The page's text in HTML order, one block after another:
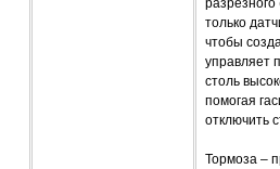
только
чтобы
управляет
столь
помогая
отключить
Тормоза –